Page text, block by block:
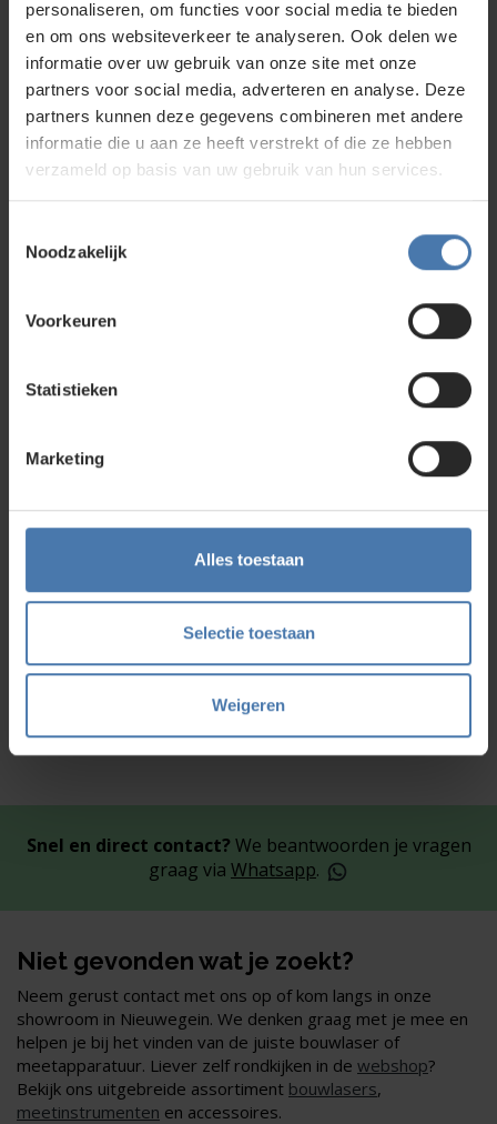
personaliseren, om functies voor social media te bieden
en om ons websiteverkeer te analyseren. Ook delen we
informatie over uw gebruik van onze site met onze
partners voor social media, adverteren en analyse. Deze
partners kunnen deze gegevens combineren met andere
informatie die u aan ze heeft verstrekt of die ze hebben
verzameld op basis van uw gebruik van hun services.
Noodzakelijk
Voorkeuren
Statistieken
Marketing
Alles toestaan
Selectie toestaan
Weigeren
Nedo statief trekstang
Op voorraad
17,50
Vergelijk
Op voorraad
Vergelijk
Snel en direct contact? We beantwoorden je vragen
graag via Whatsapp.
Niet gevonden wat je zoekt?
Neem gerust contact met ons op of kom langs in onze
showroom in Nieuwegein. We denken graag met je mee en
helpen je bij het vinden van de juiste bouwlaser of
meetapparatuur. Liever zelf rondkijken in de webshop?
Bekijk ons uitgebreide assortiment bouwlasers,
meetinstrumenten en accessoires.